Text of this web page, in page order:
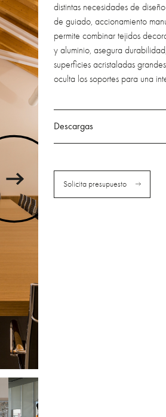
distintas necesidades de
de guiado, accionamiento
permite combinar tejidos
y aluminio, asegura
superficies acristaladas
oculta los soportes para una
Descargas
Solicita presupuesto